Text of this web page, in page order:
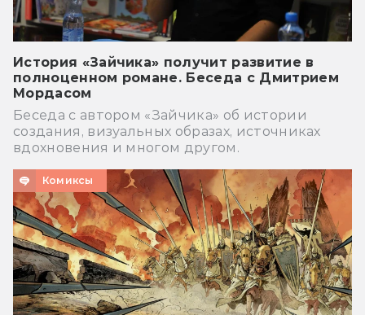
История «Зайчика» получит развитие в
полноценном романе. Беседа с Дмитрием
Мордасом
Беседа с автором «Зайчика» об истории
создания, визуальных образах, источниках
вдохновения и многом другом.
Комиксы